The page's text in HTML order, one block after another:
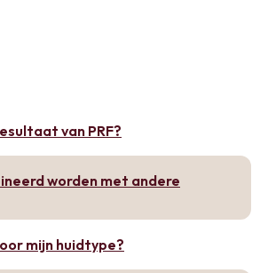
van PRF?
worden met andere
mijn huidtype?